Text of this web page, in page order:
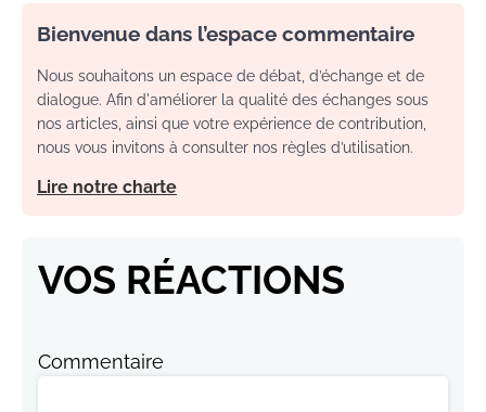
Bienvenue dans l’espace commentaire
Nous souhaitons un espace de débat, d’échange et de
dialogue. Afin d'améliorer la qualité des échanges sous
nos articles, ainsi que votre expérience de contribution,
nous vous invitons à consulter nos règles d’utilisation.
Lire notre charte
VOS RÉACTIONS
Commentaire